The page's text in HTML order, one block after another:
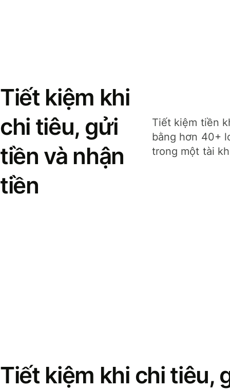
Tiết kiệm khi
chi tiêu, gửi
tiền và nhận
tiền
Tiết kiệm tiền
bằng hơn 40+
trong một tài
Tiết kiệm khi chi tiêu,